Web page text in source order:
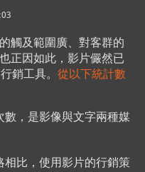
觸及範圍廣、對客群的
正因如此，影片儼然已
銷工具。 從以下統計數
，是影像與文字兩種媒
比，使用影片的行銷策